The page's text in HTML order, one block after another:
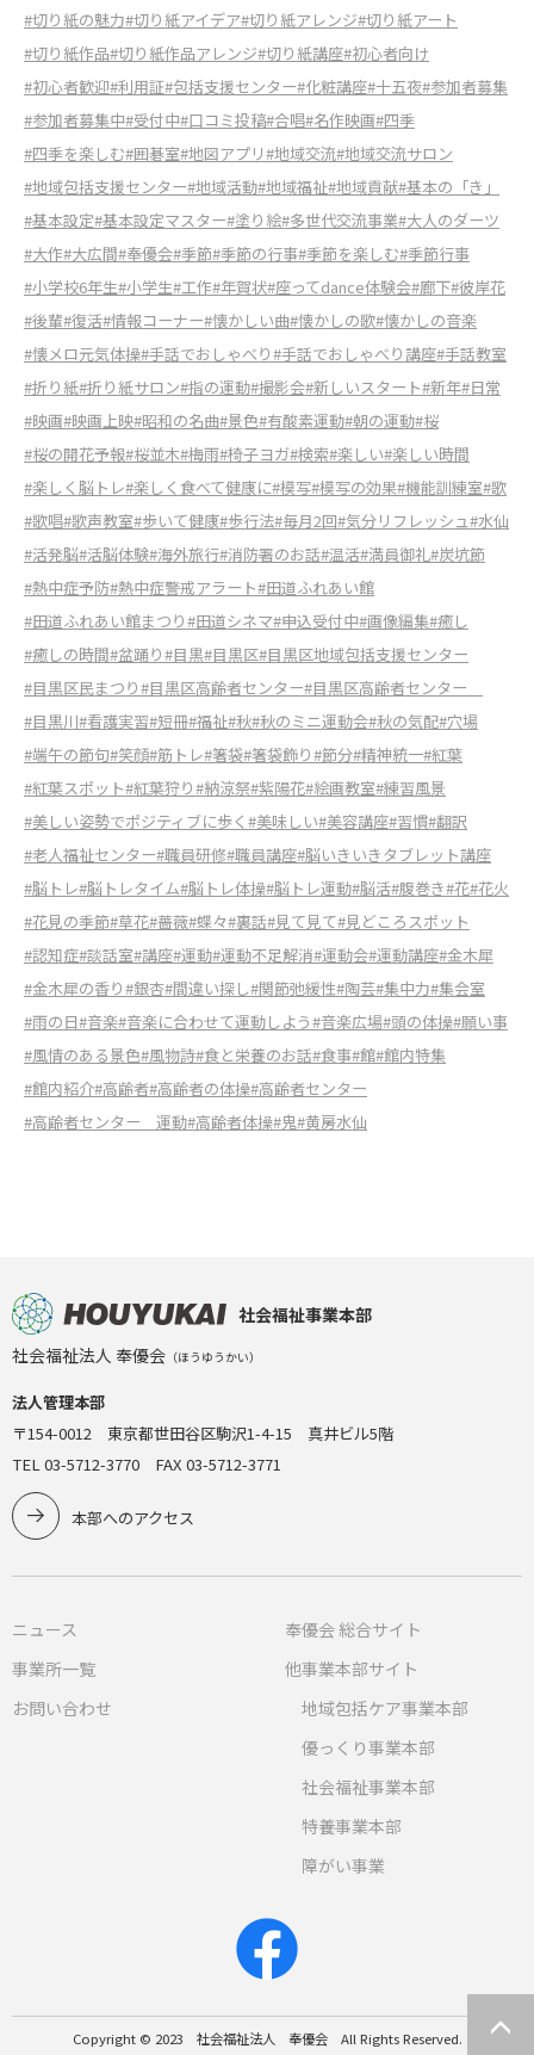
#切り紙の魅力#切り紙アイデア#切り紙アレンジ#切り紙アート
#切り紙作品#切り紙作品アレンジ#切り紙講座#初心者向け
#初心者歓迎#利用証#包括支援センター#化粧講座#十五夜#参加者募集
#参加者募集中#受付中#口コミ投稿#合唱#名作映画#四季
#四季を楽しむ#囲碁室#地図アプリ#地域交流#地域交流サロン
#地域包括支援センター#地域活動#地域福祉#地域貢献#基本の「き」
#基本設定#基本設定マスター#塗り絵#多世代交流事業#大人のダーツ
#大作#大広間#奉優会#季節#季節の行事#季節を楽しむ#季節行事
#小学校6年生#小学生#工作#年賀状#座ってdance体験会#廊下#彼岸花
#後輩#復活#情報コーナー#懐かしい曲#懐かしの歌#懐かしの音楽
#懐メロ元気体操#手話でおしゃべり#手話でおしゃべり講座#手話教室
#折り紙#折り紙サロン#指の運動#撮影会#新しいスタート#新年#日常
#映画#映画上映#昭和の名曲#景色#有酸素運動#朝の運動#桜
#桜の開花予報#桜並木#梅雨#椅子ヨガ#検索#楽しい#楽しい時間
#楽しく脳トレ#楽しく食べて健康に#模写#模写の効果#機能訓練室#歌
#歌唱#歌声教室#歩いて健康#歩行法#毎月2回#気分リフレッシュ#水仙
#活発脳#活脳体験#海外旅行#消防署のお話#温活#満員御礼#炭坑節
#熱中症予防#熱中症警戒アラート#田道ふれあい館
#田道ふれあい館まつり#田道シネマ#申込受付中#画像編集#癒し
#癒しの時間#盆踊り#目黒#目黒区#目黒区地域包括支援センター
#目黒区民まつり#目黒区高齢者センター#目黒区高齢者センター
#目黒川#看護実習#短冊#福祉#秋#秋のミニ運動会#秋の気配#穴場
#端午の節句#笑顔#筋トレ#箸袋#箸袋飾り#節分#精神統一#紅葉
#紅葉スポット#紅葉狩り#納涼祭#紫陽花#絵画教室#練習風景
#美しい姿勢でポジティブに歩く #美味しい#美容講座#習慣#翻訳
#老人福祉センター#職員研修#職員講座#脳いきいきタブレット講座
#脳トレ#脳トレタイム#脳トレ体操#脳トレ運動#脳活#腹巻き#花#花火
#花見の季節#草花#薔薇#蝶々#裏話#見て見て#見どころスポット
#認知症#談話室#講座#運動#運動不足解消#運動会#運動講座#金木犀
#金木犀の香り#銀杏#間違い探し#関節弛緩性#陶芸#集中力#集会室
#雨の日#音楽#音楽に合わせて運動しよう#音楽広場#頭の体操#願い事
#風情のある景色#風物詩#食と栄養のお話#食事#館#館内特集
#館内紹介#高齢者#高齢者の体操#高齢者センター
#高齢者センター 運動#高齢者体操#鬼#黄房水仙
社会福祉事業本部
社会福祉法人 奉優会 （ほうゆうかい）
法人管理本部
〒154-0012 東京都世田谷区駒沢1-4-15 真井ビル5階
TEL 03-5712-3770 FAX 03-5712-3771
本部へのアクセス
ニュース
事業所一覧
お問い合わせ
奉優会 総合サイト
他事業本部サイト
地域包括ケア事業本部
優っくり事業本部
社会福祉事業本部
特養事業本部
障がい事業
Copyright © 2023 社会福祉法人 奉優会 All Rights Reserved.